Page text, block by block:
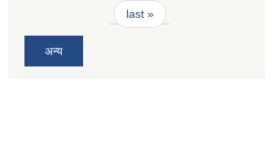
last »
अन्य